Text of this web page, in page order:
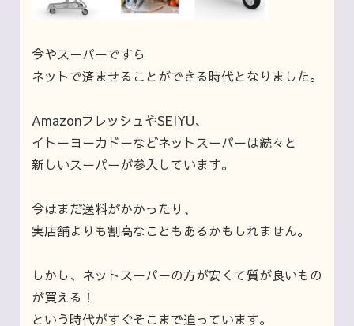
今やスーパーですら
ネットで済ませることができる時代となりました。
AmazonフレッシュやSEIYU、
イトーヨーカドーなどネットスーパーは続々と
新しいスーパーが参入しています。
今はまだ送料がかかったり、
実店舗よりも割高なこともあるかもしれません。
しかし、ネットスーパーの方が安くて質が良いもの
が買える！
という時代がすぐそこまで迫っています。